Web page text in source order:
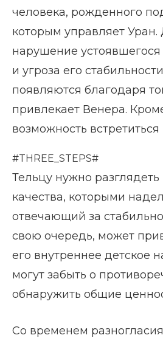
человека, рожденного
которым управляет Уран.
нарушение
и угроза его
появляются благодаря
привлекает Венера.
возможность
#THREE_STEPS#
Тельцу нужно
качества, которыми
отвечающий за
свою очередь, может
его внутреннее детское
могут забыть о
обнаружить общие
Со временем